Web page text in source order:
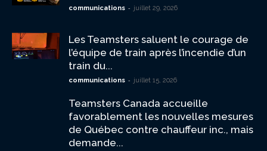
communications - juillet 29, 2026
Les Teamsters saluent le courage de
l’équipe de train après l’incendie d’un
train du...
communications - juillet 15, 2026
Teamsters Canada accueille
favorablement les nouvelles mesures
de Québec contre chauffeur inc., mais
demande...